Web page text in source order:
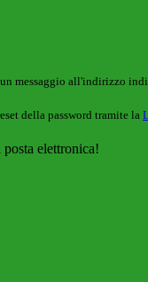
messaggio all'indirizzo
della password tramite la
elettronica!